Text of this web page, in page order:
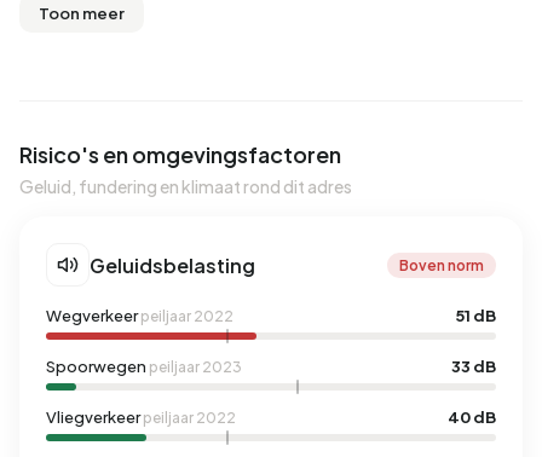
Toon meer
Risico's en omgevingsfactoren
Geluid, fundering en klimaat rond dit adres
Geluidsbelasting Boven norm
Wegverkeerpeiljaar 2022 51 dB
Spoorwegen peiljaar 2023 33 dB
Vliegverkeerpeiljaar 2022 40 dB